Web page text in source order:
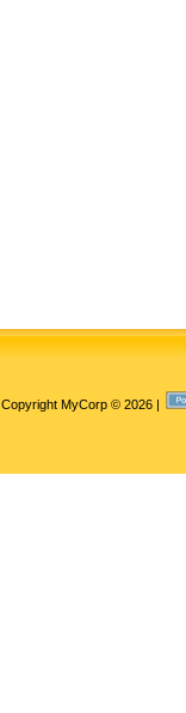
Copyright MyCorp © 2026|